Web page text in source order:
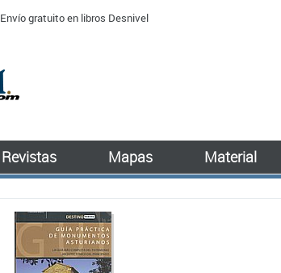
Envío gratuito en libros Desnivel
Revistas Mapas Material